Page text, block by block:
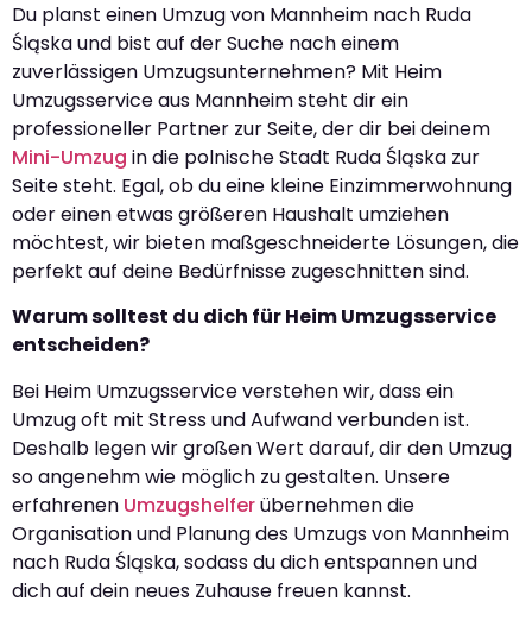
Du planst einen Umzug von Mannheim nach Ruda
Śląska und bist auf der Suche nach einem
zuverlässigen Umzugsunternehmen? Mit Heim
Umzugsservice aus Mannheim steht dir ein
professioneller Partner zur Seite, der dir bei deinem
Mini-Umzug in die polnische Stadt Ruda Śląska zur
Seite steht. Egal, ob du eine kleine Einzimmerwohnung
oder einen etwas größeren Haushalt umziehen
möchtest, wir bieten maßgeschneiderte Lösungen, die
perfekt auf deine Bedürfnisse zugeschnitten sind.
Warum solltest du dich für Heim Umzugsservice
entscheiden?
Bei Heim Umzugsservice verstehen wir, dass ein
Umzug oft mit Stress und Aufwand verbunden ist.
Deshalb legen wir großen Wert darauf, dir den Umzug
so angenehm wie möglich zu gestalten. Unsere
erfahrenen Umzugshelferübernehmen die
Organisation und Planung des Umzugs von Mannheim
nach Ruda Śląska, sodass du dich entspannen und
dich auf dein neues Zuhause freuen kannst.